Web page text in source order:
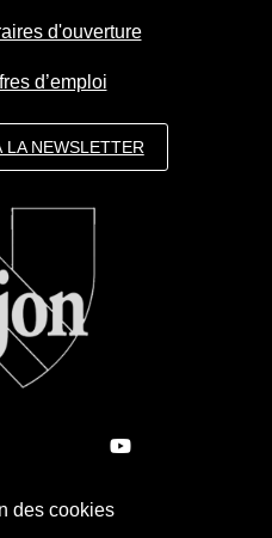
d'ouverture
d’emploi
LA NEWSLETTER
des cookies